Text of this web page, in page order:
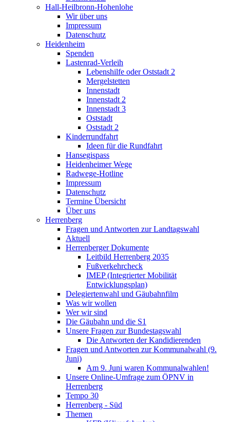
Hall-Heilbronn-Hohenlohe
Wir über uns
Impressum
Datenschutz
Heidenheim
Spenden
Lastenrad-Verleih
Lebenshilfe oder Oststadt 2
Mergelstetten
Innenstadt
Innenstadt 2
Innenstadt 3
Oststadt
Oststadt 2
Kinderrundfahrt
Ideen für die Rundfahrt
Hansegispass
Heidenheimer Wege
Radwege-Hotline
Impressum
Datenschutz
Termine Übersicht
Über uns
Herrenberg
Fragen und Antworten zur Landtagswahl
Aktuell
Herrenberger Dokumente
Leitbild Herrenberg 2035
Fußverkehrcheck
IMEP (Integrierter Mobilität
Entwicklungsplan)
Delegiertenwahl und Gäubahnfilm
Was wir wollen
Wer wir sind
Die Gäubahn und die S1
Unsere Fragen zur Bundestagswahl
Die Antworten der Kandidierenden
Fragen und Antworten zur Kommunalwahl (9.
Juni)
Am 9. Juni waren Kommunalwahlen!
Unsere Online-Umfrage zum ÖPNV in
Herrenberg
Tempo 30
Herrenberg - Süd
Themen